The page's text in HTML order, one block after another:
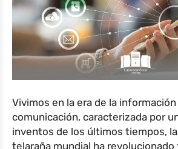
Vivimos en la era de la información
comunicación, caracterizada por
inventos de los últimos tiempos,
telaraña mundial ha revolucionado